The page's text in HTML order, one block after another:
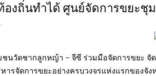
องถิ่นทำได้ ศูนย์จัดการขยะชุ
นวัดชากลูกหญ้า – จีซี ร่วมมือจัดการขยะ จั
ารจัดการขยะอย่างครบวงจรแห่งแรกของจัง